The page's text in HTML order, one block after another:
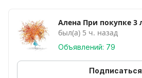
был(а) 5 ч. назад
Объявлений: 79
Подписаться